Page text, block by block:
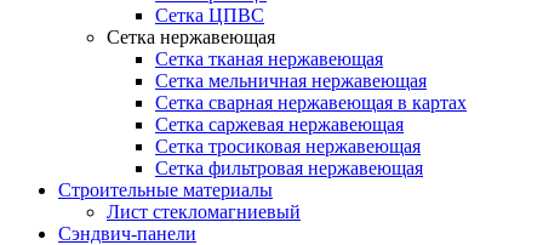
Сетка ЦПВС
Сетка нержавеющая
Сетка тканая нержавеющая
Сетка мельничная нержавеющая
Сетка сварная нержавеющая в картах
Сетка саржевая нержавеющая
Сетка тросиковая нержавеющая
Сетка фильтровая нержавеющая
Строительные материалы
Лист стекломагниевый
Сэндвич-панели